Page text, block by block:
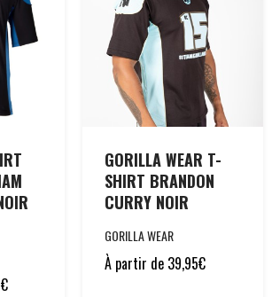
€
GORILLA WEAR T-
SHIRT BRANDON
CURRY NOIR
GORILLA WEAR
À partir de 39,95€